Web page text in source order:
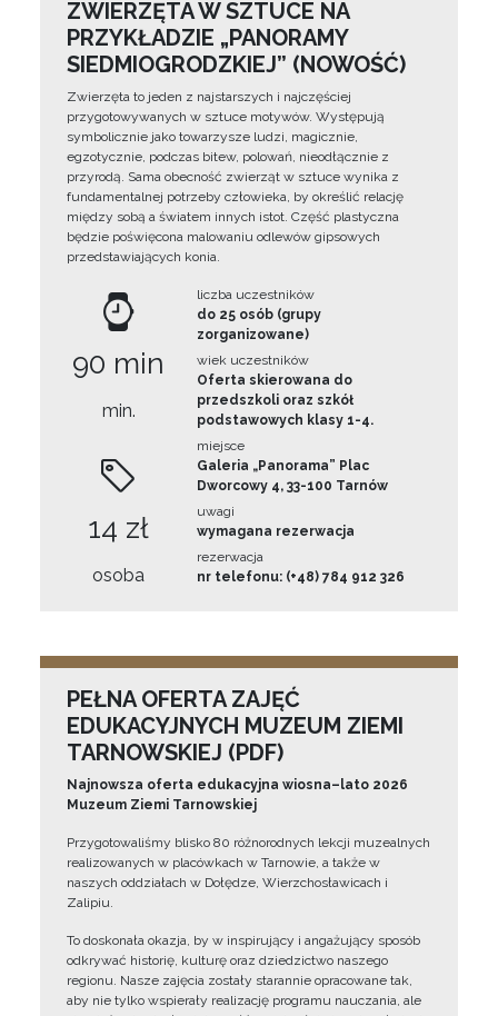
ZWIERZĘTA W SZTUCE NA
PRZYKŁADZIE „PANORAMY
SIEDMIOGRODZKIEJ” (NOWOŚĆ)
Zwierzęta to jeden z najstarszych i najczęściej
przygotowywanych w sztuce motywów. Występują
symbolicznie jako towarzysze ludzi, magicznie,
egzotycznie, podczas bitew, polowań, nieodłącznie z
przyrodą. Sama obecność zwierząt w sztuce wynika z
fundamentalnej potrzeby człowieka, by określić relację
między sobą a światem innych istot. Część plastyczna
będzie poświęcona malowaniu odlewów gipsowych
przedstawiających konia.
90 min
min.
14 zł
osoba
liczba uczestników
do 25 osób (grupy
zorganizowane)
wiek uczestników
Oferta skierowana do
przedszkoli oraz szkół
podstawowych klasy 1-4.
miejsce
Galeria „Panorama” Plac
Dworcowy 4, 33-100 Tarnów
uwagi
wymagana rezerwacja
rezerwacja
nr telefonu: (+48) 784 912 326
PEŁNA OFERTA ZAJĘĆ
EDUKACYJNYCH MUZEUM ZIEMI
TARNOWSKIEJ (PDF)
Najnowsza oferta edukacyjna wiosna–lato 2026
Muzeum Ziemi Tarnowskiej
Przygotowaliśmy blisko 80 różnorodnych lekcji muzealnych
realizowanych w placówkach w Tarnowie, a także w
naszych oddziałach w Dołędze, Wierzchosławicach i
Zalipiu.
To doskonała okazja, by w inspirujący i angażujący sposób
odkrywać historię, kulturę oraz dziedzictwo naszego
regionu. Nasze zajęcia zostały starannie opracowane tak,
aby nie tylko wspierały realizację programu nauczania, ale